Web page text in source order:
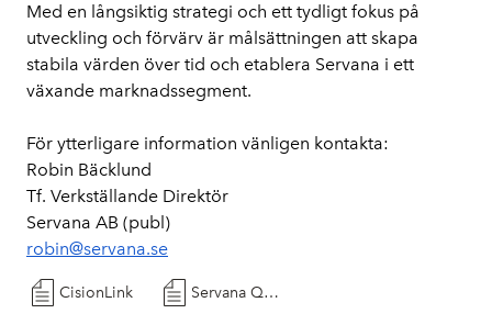
Med en långsiktig strategi och ett tydligt fokus på
utveckling och förvärv är målsättningen att skapa
stabila värden över tid och etablera Servana i ett
växande marknadssegment.
För ytterligare information vänligen kontakta:
Robin Bäcklund
Tf. Verkställande Direktör
Servana AB (publ)
robin@servana.se
CisionLink Servana Q2 2025